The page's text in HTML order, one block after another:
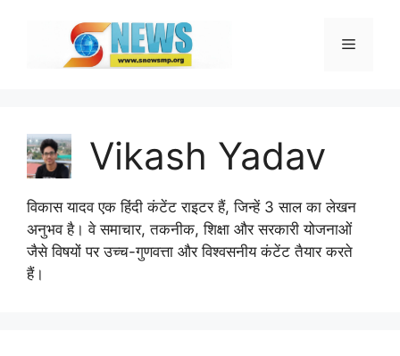
Menu
Vikash Yadav
विकास यादव एक हिंदी कंटेंट राइटर हैं, जिन्हें 3 साल का लेखन
अनुभव है। वे समाचार, तकनीक, शिक्षा और सरकारी योजनाओं
जैसे विषयों पर उच्च-गुणवत्ता और विश्वसनीय कंटेंट तैयार करते
हैं।